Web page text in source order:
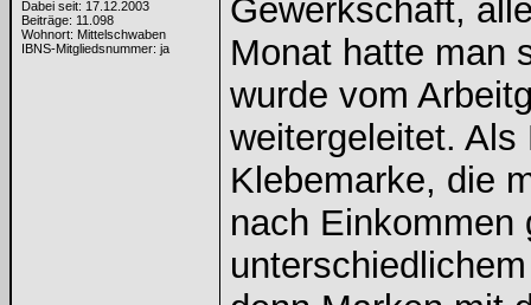
Dabei seit: 17.12.2003
Beiträge: 11.098
Wohnort: Mittelschwaben
IBNS-Mitgliedsnummer: ja
Gewerkschaft,
Monat hatte man
wurde vom
weitergeleitet.
Klebemarke, die
nach Einkommen